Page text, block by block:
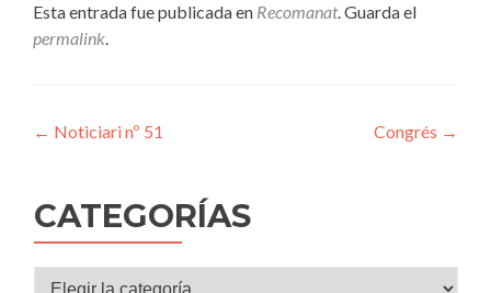
Esta entrada fue publicada en Recomanat. Guarda el
permalink.
Navegación
entradas
← Noticiari nº 51 Congrés →
CATEGORÍAS
Categorías